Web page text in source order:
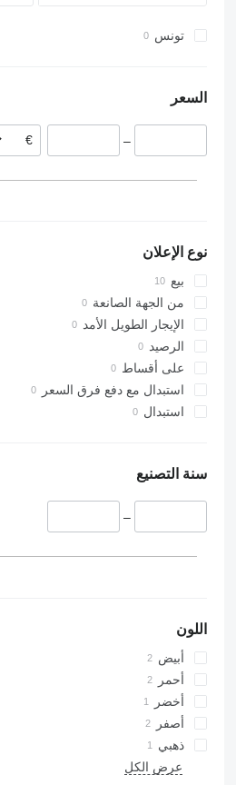
تونس
السعر
–
نوع الإعلان
بيع
من الجهة الصانعة
الإيجار الطويل الأمد
الرصيد
على أقساط
استبدال مع دفع فرق السعر
استبدال
سنة التصنيع
–
اللون
أبيض
أحمر
أخضر
أصفر
ذهبي
عرض الكل